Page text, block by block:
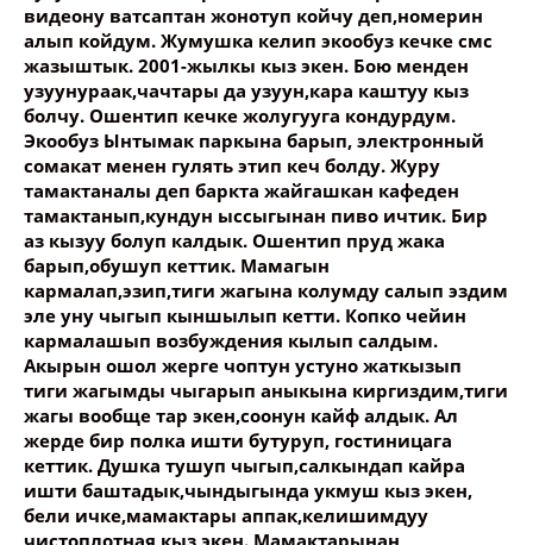
видеону ватсаптан жонотуп койчу деп,номерин
алып койдум. Жумушка келип экообуз кечке смс
жазыштык. 2001-жылкы кыз экен. Бою менден
узуунураак,чачтары да узуун,кара каштуу кыз
болчу. Ошентип кечке жолугууга кондурдум.
Экообуз Ынтымак паркына барып, электронный
сомакат менен гулять этип кеч болду. Журу
тамактаналы деп баркта жайгашкан кафеден
тамактанып,кундун ыссыгынан пиво ичтик. Бир
аз кызуу болуп калдык. Ошентип пруд жака
барып,обушуп кеттик. Мамагын
кармалап,эзип,тиги жагына колумду салып эздим
эле уну чыгып кыншылып кетти. Копко чейин
кармалашып возбуждения кылып салдым.
Акырын ошол жерге чоптун устуно жаткызып
тиги жагымды чыгарып аныкына киргиздим,тиги
жагы вообще тар экен,соонун кайф алдык. Ал
жерде бир полка ишти бутуруп, гостиницага
кеттик. Душка тушуп чыгып,салкындап кайра
ишти баштадык,чындыгында укмуш кыз экен,
бели ичке,мамактары аппак,келишимдуу
чистоплотная кыз экен. Мамактарынан